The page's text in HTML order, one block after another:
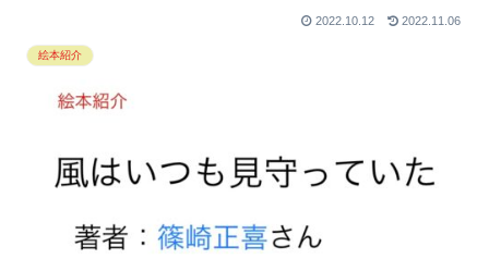
2022.10.12 2022.11.06
絵本紹介